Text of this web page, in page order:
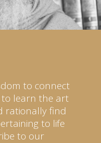
to connect
learn the art
rationally find
to life
to our